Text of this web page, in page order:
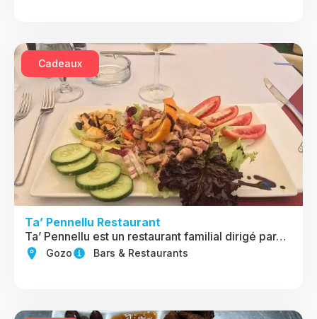
Cadeaux
Ta’ Pennellu Restaurant
Ta’ Pennellu est un restaurant familial dirigé par…
Gozo Bars & Restaurants